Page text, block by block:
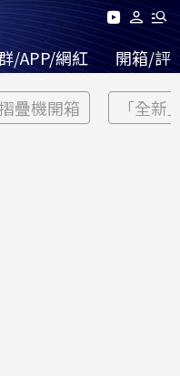
/APP/網紅 開箱/評
疊機開箱 「全新